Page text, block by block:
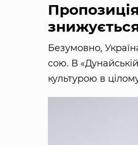
Безумовно,
сою. В
культурою в